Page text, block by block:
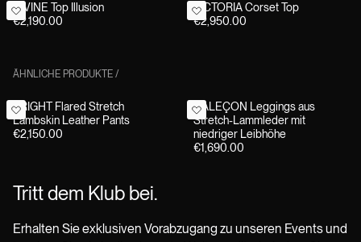
DIVINE Top Illusion
€2,190.00
VICTORIA Corset Top
€2,950.00
ÄHNLICHE PRODUKTE /
BRIGHT Flared Stretch
Lambskin Leather Pants
€2,150.00
CALEÇON Leggings aus
Stretch-Lammleder mit
niedriger Leibhöhe
€1,690.00
Tritt dem Klub bei.
Erhalten Sie exklusiven Vorabzugang zu unseren Events und